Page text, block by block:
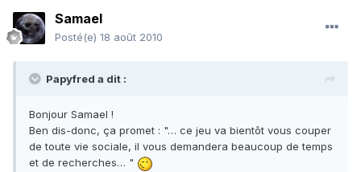
Samael
Posté(e) 18 août 2010
Papyfred a dit :
Bonjour Samael !
Ben dis-donc, ça promet : "… ce jeu va bientôt vous couper
de toute vie sociale, il vous demandera beaucoup de temps
et de recherches… "